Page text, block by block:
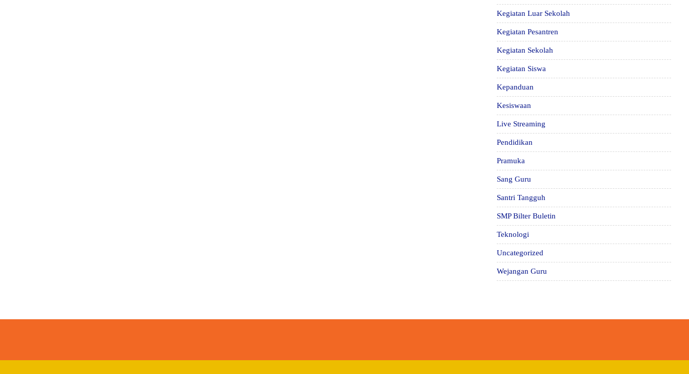
Kegiatan Luar Sekolah
Kegiatan Pesantren
Kegiatan Sekolah
Kegiatan Siswa
Kepanduan
Kesiswaan
Live Streaming
Pendidikan
Pramuka
Sang Guru
Santri Tangguh
SMP Bilter Buletin
Teknologi
Uncategorized
Wejangan Guru